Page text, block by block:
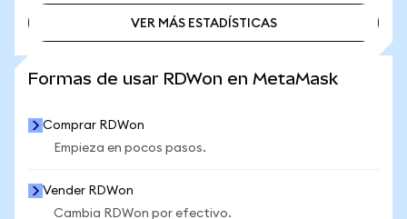
VER MÁS ESTADÍSTICAS
Formas de usar RDWon en MetaMask
Comprar RDWon
Empieza en pocos pasos.
Vender RDWon
Cambia RDWon por efectivo.